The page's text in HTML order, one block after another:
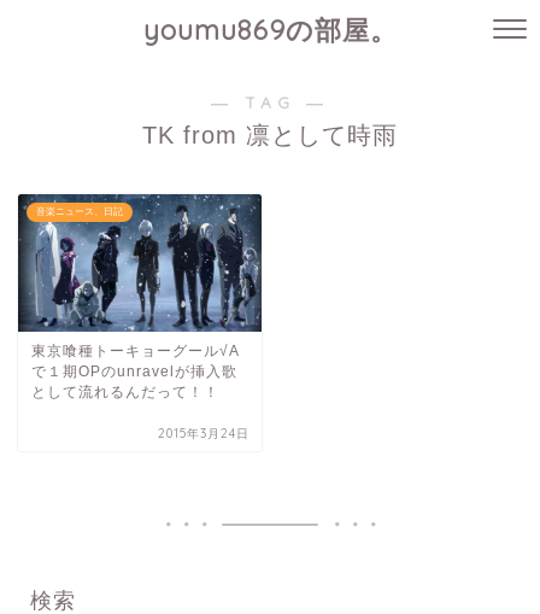
youmu869の部屋。
― TAG ―
TK from 凛として時雨
音楽ニュース、日記
東京喰種トーキョーグール√A
で１期OPのunravelが挿入歌
として流れるんだって！！
2015年3月24日
検索